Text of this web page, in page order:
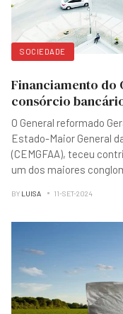
SOCIEDADE
Financiamento do
consórcio
O General reformado
Estado-Maior General
(CEMGFAA), teceu
um dos maiores
BY LUISA 11-SET-2024